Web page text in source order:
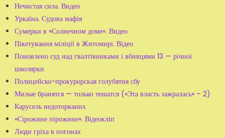
Нечистая сила. Видео
Уркаїна. Судова мафія
Сумерки в «Солнечном доме». Видео
Пікетування міліції в Житомирі. Відео
Поновлено суд над гвалтівниками і вбивцями 13 — річної
школярки
Полицейско-прокурорская голубятня сбу
Милые бранятся — только тешатся («Эта власть зажралась» – 2)
Карусель недоторканих
«Сірожине пірожине». Відеокліп
Люди гріха в погонах